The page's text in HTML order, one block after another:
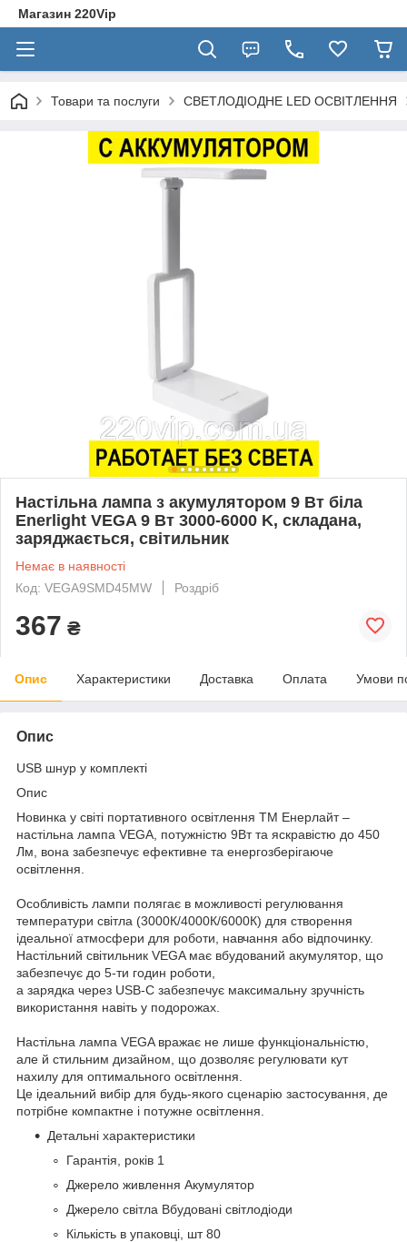
Магазин 220Vip
Товари та послуги СВЕТЛОДІОДНЕ LED ОСВІТЛЕННЯ
Настільна лампа з акумулятором 9 Вт біла
Enerlight VEGA 9 Вт 3000-6000 K, складана,
заряджається, світильник
Немає в наявності
Код: VEGA9SMD45MW
Роздріб
367 ₴
Опис Характеристики Доставка Оплата Умови
Опис
USB шнур у комплекті
Опис
Новинка у світі портативного освітлення ТМ Енерлайт –
настільна лампа VEGA, потужністю 9Вт та яскравістю до 450
Лм, вона забезпечує ефективне та енергозберігаюче
освітлення.
Особливість лампи полягає в можливості регулювання
температури світла (3000К/4000К/6000К) для створення
ідеальної атмосфери для роботи, навчання або відпочинку.
Настільний світильник VEGA має вбудований акумулятор, що
забезпечує до 5-ти годин роботи,
а зарядка через USB-C забезпечує максимальну зручність
використання навіть у подорожах.
Настільна лампа VEGA вражає не лише функціональністю,
але й стильним дизайном, що дозволяє регулювати кут
нахилу для оптимального освітлення.
Це ідеальний вибір для будь-якого сценарію застосування, де
потрібне компактне і потужне освітлення.
Детальні характеристики
Гарантія, років 1
Джерело живлення Акумулятор
Джерело світла Вбудовані світлодіоди
Кількість в упаковці, шт 80